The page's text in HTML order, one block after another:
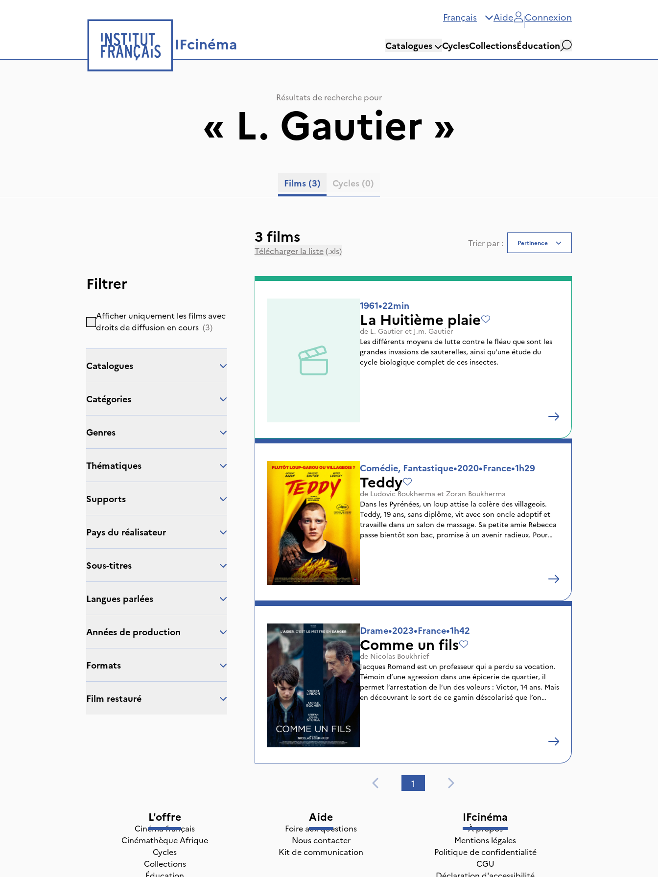
Français Aide Connexion
IFcinéma Catalogues CyclesCollectionsÉducation
Rechercher
Résultats de recherche pour
« L. Gautier »
Films (3) Cycles (0)
Filtrer
Afficher uniquement les films avec
droits de diffusion en cours (3)
catalogues
catégories
genres
thématiques
supports
Pays du réalisateur
sous-titres
langues parlées
Années de production
Formats
Film restauré
3 films
Télécharger la liste(.xls)
Trier par : Pertinence
1961•22min
La Huitième plaie
de L. Gautier et J.m. Gautier
Les différents moyens de lutte contre le fléau que sont les
grandes invasions de sauterelles, ainsi qu'une étude du
cycle biologique complet de ces insectes.
Comédie, Fantastique•2020•France•1h29
Teddy
de Ludovic Boukherma et Zoran Boukherma
Dans les Pyrénées, un loup attise la colère des villageois.
Teddy, 19 ans, sans diplôme, vit avec son oncle adoptif et
travaille dans un salon de massage. Sa petite amie Rebecca
passe bientôt son bac, promise à un avenir radieux. Pour
pleine lune, Teddy est griffé par une bête inconnue. Les
semaines qui suivent, il est pris de curieuses pulsions
animales... A visionner avant projection - Déconseillé au
jeune public
Drame•2023•France•1h42
Comme un fils
de Nicolas Boukhrief
Jacques Romand est un professeur qui a perdu sa vocation.
Témoin d’une agression dans une épicerie de quartier, il
permet l’arrestation de l’un des voleurs : Victor, 14 ans. Mais
en découvrant le sort de ce gamin déscolarisé que l’on
offrir un avenir meilleur, Jacques va changer son propre
1
L'offre
Cinéma français
Cinémathèque Afrique
Cycles
Collections
Aide
Foire aux questions
Nous contacter
Kit de communication
IFcinéma
À propos
Mentions légales
Politique de confidentialité
CGU